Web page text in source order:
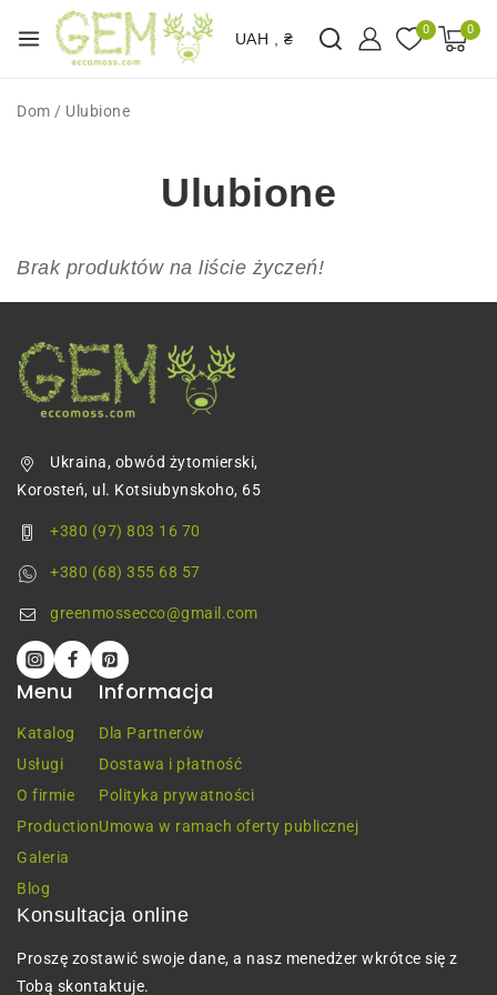
UAH , ₴
0 0
Dom / Ulubione
Ulubione
Brak produktów na liście życzeń!
Ukraina, obwód żytomierski,
Korosteń, ul. Kotsiubynskoho, 65
+380 (97) 803 16 70
+380 (68) 355 68 57
greenmossecco@gmail.com
Menu
Katalog
Usługi
O firmie
Production
Galeria
Blog
Informacja
Dla Partnerów
Dostawa i płatność
Polityka prywatności
Umowa w ramach oferty publicznej
Konsultacja online
Proszę zostawić swoje dane, a nasz menedżer wkrótce się z
Tobą skontaktuje.